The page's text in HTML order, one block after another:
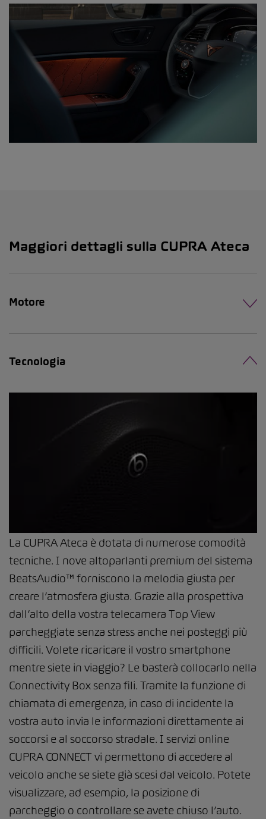
Maggiori dettagli sulla CUPRA Ateca
Motore
Tecnologia
La CUPRA Ateca è dotata di numerose comodità
tecniche. I nove altoparlanti premium del sistema
BeatsAudio™ forniscono la melodia giusta per
creare l’atmosfera giusta. Grazie alla prospettiva
dall’alto della vostra telecamera Top View
parcheggiate senza stress anche nei posteggi più
difficili. Volete ricaricare il vostro smartphone
mentre siete in viaggio? Le basterà collocarlo nella
Connectivity Box senza fili. Tramite la funzione di
chiamata di emergenza, in caso di incidente la
vostra auto invia le informazioni direttamente ai
soccorsi e al soccorso stradale. I servizi online
CUPRA CONNECT vi permettono di accedere al
veicolo anche se siete già scesi dal veicolo. Potete
visualizzare, ad esempio, la posizione di
parcheggio o controllare se avete chiuso l’auto.